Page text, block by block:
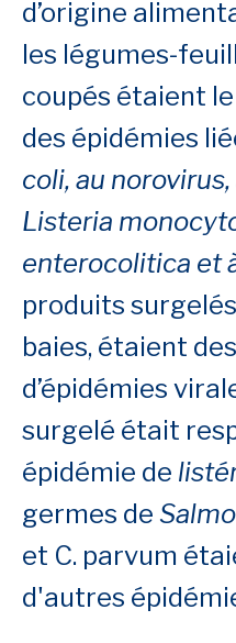
d’origine
les légumes-
coupés étaient
des épidémies
coli, au
Listeria
enterocolitica et
produits
baies, étaient
d’épidémies
surgelé était
épidémie de
germes de
et C. parvum
d'autres